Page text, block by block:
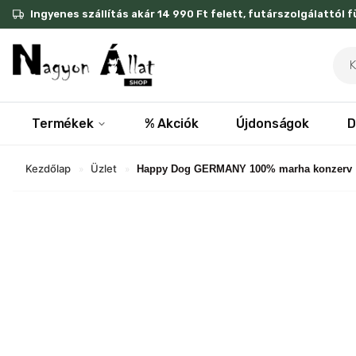
Skip
to
content
Ingyenes szállítás akár 14 990 Ft felett, futárszolgálattól
Termékek % Akciók Újdonságok
Kezdőlap Üzlet Happy Dog GERMANY 100% marha konzerv